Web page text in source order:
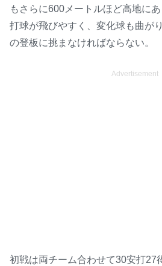
もさらに600メートルほど高地に
打球が飛びやすく、変化球も曲が
の登板に挑まなければならない。
Advertisement
初戦は両チーム合わせて30安打27